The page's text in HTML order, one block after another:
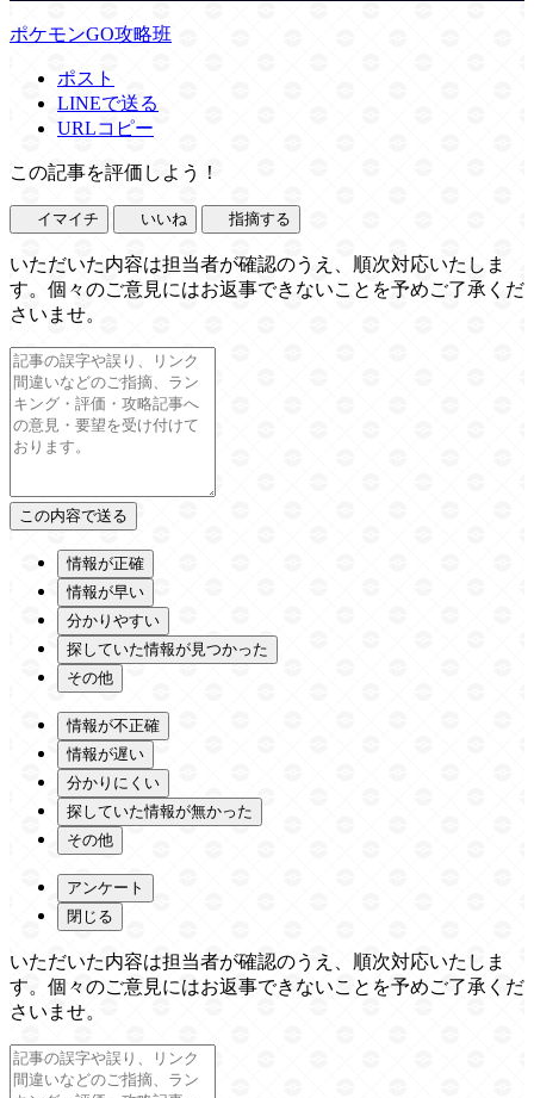
ポケモンGO攻略班
ポスト
LINEで送る
URLコピー
この記事を評価しよう！
イマイチ いいね 指摘する
いただいた内容は担当者が確認のうえ、順次対応いたしま
す。個々のご意見にはお返事できないことを予めご了承くだ
さいませ。
情報が正確
情報が早い
分かりやすい
探していた情報が見つかった
その他
情報が不正確
情報が遅い
分かりにくい
探していた情報が無かった
その他
アンケート
閉じる
いただいた内容は担当者が確認のうえ、順次対応いたしま
す。個々のご意見にはお返事できないことを予めご了承くだ
さいませ。